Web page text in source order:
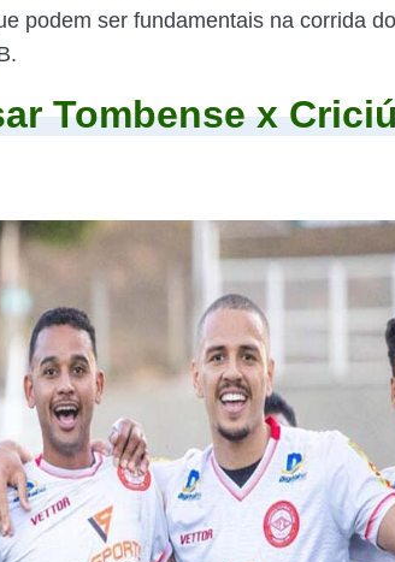
podem ser fundamentais na corrida
Tombense x